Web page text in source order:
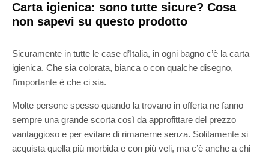
Carta igienica: sono tutte sicure? Cosa
non sapevi su questo prodotto
Sicuramente in tutte le case d’Italia, in ogni bagno c’è la carta
igienica. Che sia colorata, bianca o con qualche disegno,
l’importante è che ci sia.
Molte persone spesso quando la trovano in offerta ne fanno
sempre una grande scorta così da approfittare del prezzo
vantaggioso e per evitare di rimanerne senza. Solitamente si
acquista quella più morbida e con più veli, ma c’è anche a chi